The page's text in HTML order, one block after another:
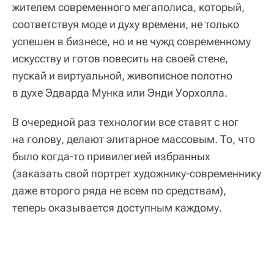
жителем современного мегаполиса, который,
соответствуя моде и духу времени, не только
успешен в бизнесе, но и не чужд современному
искусству и готов повесить на своей стене,
пускай и виртуальной, живописное полотно
в духе Эдварда Мунка или Энди Уорхолла.
В очередной раз технологии все ставят с ног
на голову, делают элитарное массовым. То, что
было когда-то привилегией избранных
(заказать свой портрет художнику-современнику
даже второго ряда не всем по средствам),
теперь оказывается доступным каждому.